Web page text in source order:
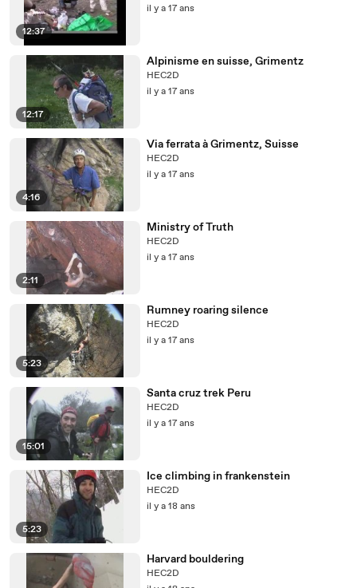
12:37
il y a 17 ans
12:17
Alpinisme en suisse, Grimentz
HEC2D
il y a 17 ans
4:16
Via ferrata à Grimentz, Suisse
HEC2D
il y a 17 ans
2:11
Ministry of Truth
HEC2D
il y a 17 ans
5:23
Rumney roaring silence
HEC2D
il y a 17 ans
15:01
Santa cruz trek Peru
HEC2D
il y a 17 ans
5:23
Ice climbing in frankenstein
HEC2D
il y a 18 ans
Harvard bouldering
HEC2D